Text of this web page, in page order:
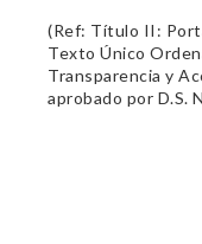
(Ref: Título II:
Texto Único
Transparencia y
aprobado por D.S.